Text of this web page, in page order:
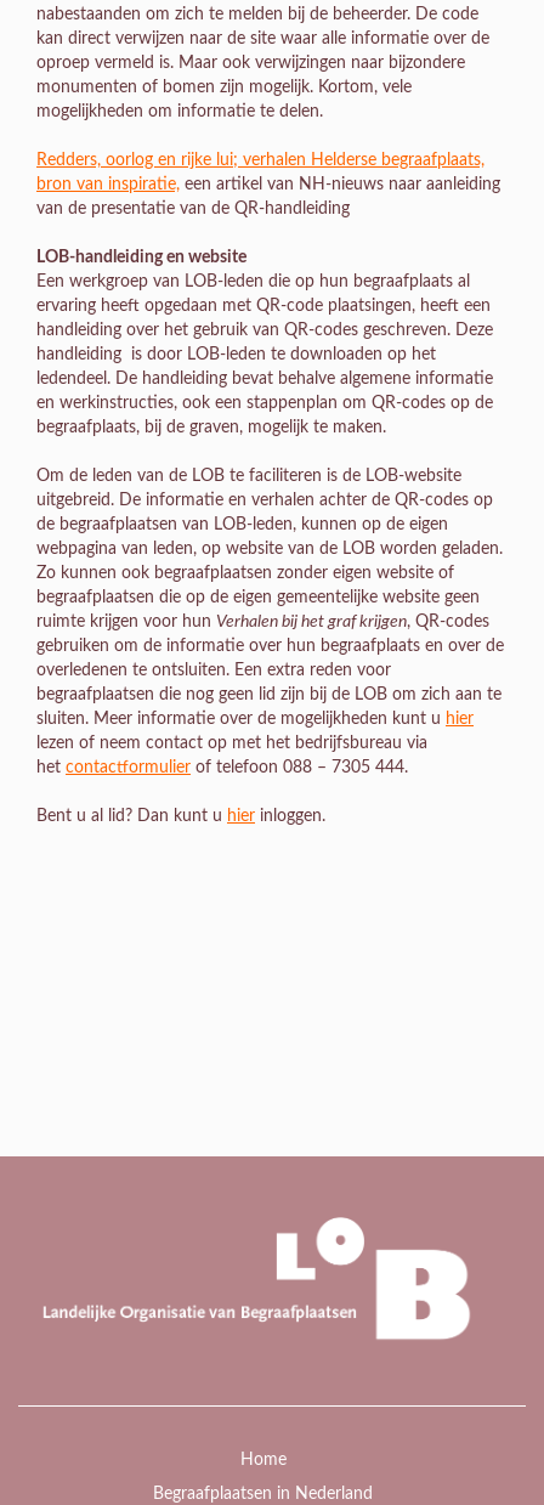
nabestaanden om zich te melden bij de beheerder. De code
kan direct verwijzen naar de site waar alle informatie over de
oproep vermeld is. Maar ook verwijzingen naar bijzondere
monumenten of bomen zijn mogelijk. Kortom, vele
mogelijkheden om informatie te delen.
Redders, oorlog en rijke lui; verhalen Helderse begraafplaats,
bron van inspiratie, een artikel van NH-nieuws naar aanleiding
van de presentatie van de QR-handleiding
LOB-handleiding en website
Een werkgroep van LOB-leden die op hun begraafplaats al
ervaring heeft opgedaan met QR-code plaatsingen, heeft een
handleiding over het gebruik van QR-codes geschreven. Deze
handleiding is door LOB-leden te downloaden op het
ledendeel. De handleiding bevat behalve algemene informatie
en werkinstructies, ook een stappenplan om QR-codes op de
begraafplaats, bij de graven, mogelijk te maken.
Om de leden van de LOB te faciliteren is de LOB-website
uitgebreid. De informatie en verhalen achter de QR-codes op
de begraafplaatsen van LOB-leden, kunnen op de eigen
webpagina van leden, op website van de LOB worden geladen.
Zo kunnen ook begraafplaatsen zonder eigen website of
begraafplaatsen die op de eigen gemeentelijke website geen
ruimte krijgen voor hun Verhalen bij het graf krijgen, QR-codes
gebruiken om de informatie over hun begraafplaats en over de
overledenen te ontsluiten. Een extra reden voor
begraafplaatsen die nog geen lid zijn bij de LOB om zich aan te
sluiten. Meer informatie over de mogelijkheden kunt u hier
lezen of neem contact op met het bedrijfsbureau via
het contactformulier of telefoon 088 – 7305 444.
Bent u al lid? Dan kunt u hier inloggen.
Home
Begraafplaatsen in Nederland